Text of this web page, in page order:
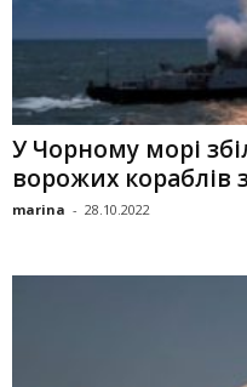
У Чорному морі
ворожих кораблів
marina - 28.10.2022